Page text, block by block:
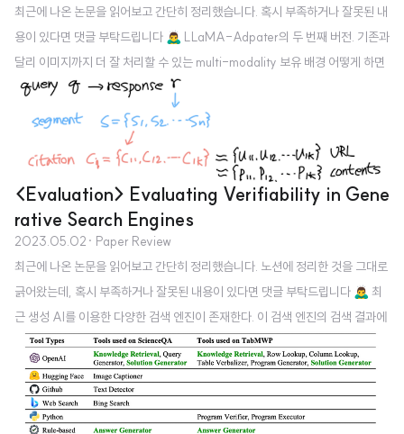
최근에 나온 논문을 읽어보고 간단히 정리했습니다. 혹시 부족하거나 잘못된 내
용이 있다면 댓글 부탁드립니다 🙇‍♂️ LLaMA-Adpater의 두 번째 버전. 기존과
달리 이미지까지 더 잘 처리할 수 있는 multi-modality 보유 배경 어떻게 하면
LLM을 instruction follower로 만들 수 있을지, 즉 어떻게 instruction tuning
을 잘 할 수 있을지에 대해 많은 관심이 쏠리고 있다. 이전에 LLaMA-Adapter
와 같은 모델도 굉장히 효율적인 tuning 방법론을 제시했는데 이를 더욱 발전시
킨 모델을 제시한다. V1과 비교했을 때 가장 큰 차이점은 이미지 관련 태스크도
굉장히 잘 처리할 수 있다는 것이다. 컨셉 1. bias tuning of linear layers V..
<Evaluation> Evaluating Verifiability in Gene
rative Search Engines
2023.05.02 · Paper Review
최근에 나온 논문을 읽어보고 간단히 정리했습니다. 노션에 정리한 것을 그대로
긁어왔는데, 혹시 부족하거나 잘못된 내용이 있다면 댓글 부탁드립니다 🙇‍♂️ 최
근 생성 AI를 이용한 다양한 검색 엔진이 존재한다. 이 검색 엔진의 검색 결과에
대한 신뢰도를 검증하고 엔진별로 비교한 논문. 배경 ChatGPT의 등장 이후로
LLM 기반의 검색 서비스가 핫하게 떠오르고 있다. 예를 들어 New Bing의 경
우 최근 GPT-4 모델을 사용해서 검색을 하고 그 결과를 채팅 형식으로 반환하
는 서비스를 제공하고 있다. 이러한 변화 덕분에 부동의 1위 검색 엔진이었던 구